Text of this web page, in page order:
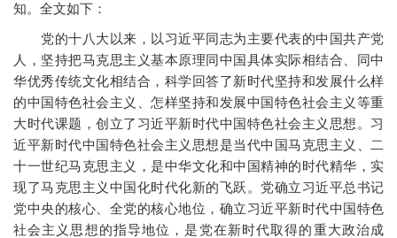
知。全文如下：
党的十八大以来，以习近平同志为主要代表的中国共产党
人，坚持把马克思主义基本原理同中国具体实际相结合、同中
华优秀传统文化相结合，科学回答了新时代坚持和发展什么样
的中国特色社会主义、怎样坚持和发展中国特色社会主义等重
大时代课题，创立了习近平新时代中国特色社会主义思想。习
近平新时代中国特色社会主义思想是当代中国马克思主义、二
十一世纪马克思主义，是中华文化和中国精神的时代精华，实
现了马克思主义中国化时代化新的飞跃。党确立习近平总书记
党中央的核心、全党的核心地位，确立习近平新时代中国特色
社会主义思想的指导地位，是党在新时代取得的重大政治成